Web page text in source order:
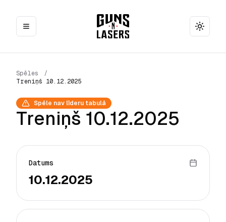
Toggle
Spēles
/
Treniņš 10.12.2025
Spēle nav līderu tabulā
Treniņš 10.12.2025
Datums
10.12.2025